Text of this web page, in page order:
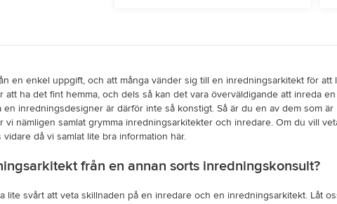
en enkel uppgift, och att många vänder sig till en inredningsarkitekt för
att ha det fint hemma, och dels så kan det vara överväldigande att inreda
en inredningsdesigner är därför inte så konstigt. Så är du en av dem som
vi nämligen samlat grymma inredningsarkitekter och inredare. Om du vill
då vi samlat lite bra information här.
från en annan sorts inredningskonsult?
lite svårt att veta skillnaden på en inredare och en inredningsarkitekt. Låt